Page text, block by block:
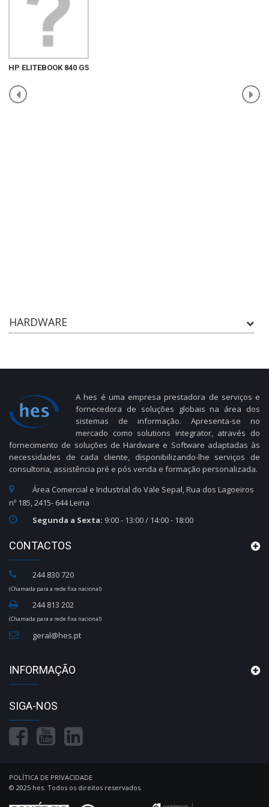
HARDWARE
HP ELITEBOOK 840 G5
A hes é uma empresa prestadora de serviços e
fornecedora de soluções globais na área dos
sistemas de informação. Apresenta-se no
mercado como solutions integrator, através do
fornecimento de soluções de Hardware e Software adaptadas às
necessidades de cada cliente, disponibilizando-lhe serviços de
consultoria, assistência pré e pós venda e formação personalizada.
Área Comercial e Industrial do Vale Sepal, Rua dos Lagoeiros
nº 185, 2415- 644 Leiria
Segunda a Sexta: 9:00 - 13:00 / 14:00 - 18:00
CONTACTOS
244 830 720
(Chamada para a rede fixa nacional)
244 813 202
(Chamada para a rede fixa nacional)
geral@hes.pt
INFORMAÇÃO
SIGA-NOS
POLÍTICA DE PRIVACIDADE
© 2025 hes. Todos os direitos reservados.